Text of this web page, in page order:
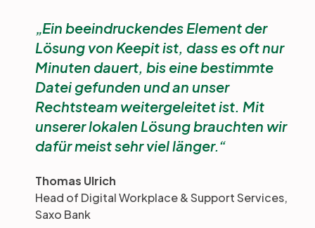
Ein beeindruckendes Element der
Lösung von Keepit ist, dass es oft nur
Minuten dauert, bis eine bestimmte
Datei gefunden und an unser
Rechtsteam weitergeleitet ist. Mit
unserer lokalen Lösung brauchten wir
dafür meist sehr viel länger.
Thomas Ulrich
Head of Digital Workplace & Support Services,
Saxo Bank